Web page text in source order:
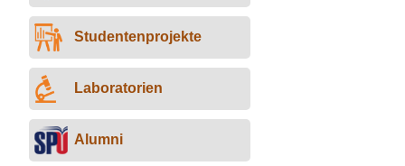
Studentenprojekte
Laboratorien
Alumni